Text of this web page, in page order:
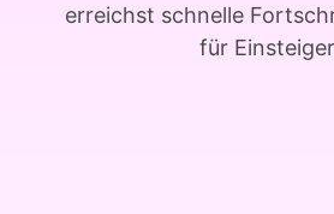
erreichst schnelle
für